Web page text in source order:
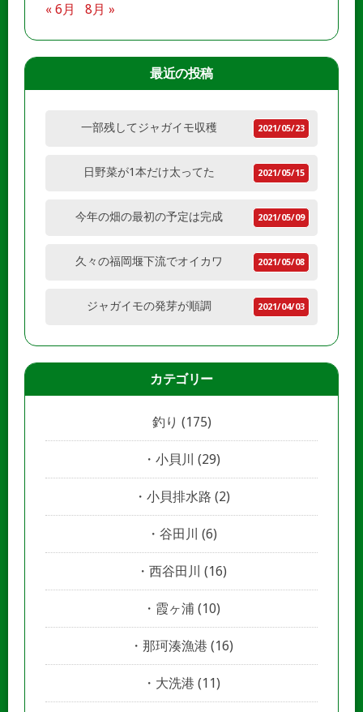
« 6月 8月 »
最近の投稿
一部残してジャガイモ収穫 2021/05/23
日野菜が1本だけ太ってた 2021/05/15
今年の畑の最初の予定は完成 2021/05/09
久々の福岡堰下流でオイカワ 2021/05/08
ジャガイモの発芽が順調 2021/04/03
カテゴリー
釣り (175)
小貝川 (29)
小貝排水路 (2)
谷田川 (6)
西谷田川 (16)
霞ヶ浦 (10)
那珂湊漁港 (16)
大洗港 (11)